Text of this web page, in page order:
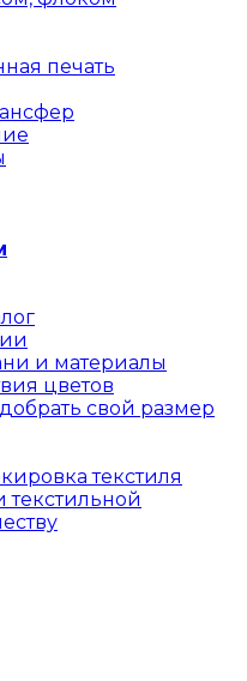
печать
и материалы
цветов
свой размер
текстиля
текстильной